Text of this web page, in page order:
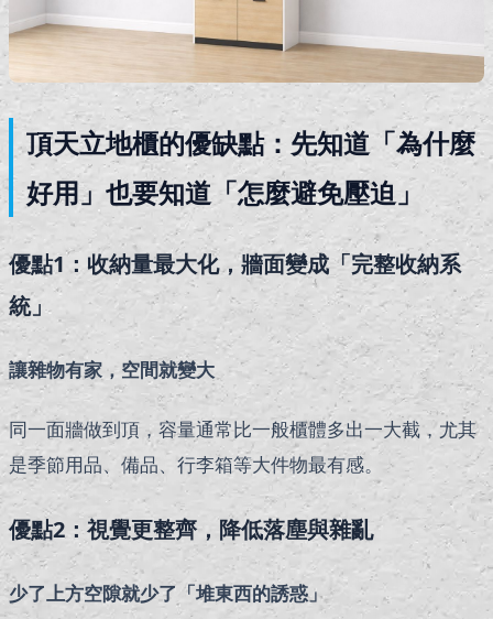
頂天立地櫃的優缺點：先知道「為什麼
好用」也要知道「怎麼避免壓迫」
優點1：收納量最大化，牆面變成「完整收納系
統」
讓雜物有家，空間就變大
同一面牆做到頂，容量通常比一般櫃體多出一大截，尤其
是季節用品、備品、行李箱等大件物最有感。
優點2：視覺更整齊，降低落塵與雜亂
少了上方空隙就少了「堆東西的誘惑」